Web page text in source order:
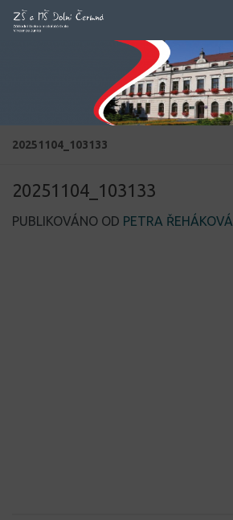
Skip to content
20251104_103133
20251104_103133
PUBLIKOVÁNO OD PETRA ŘEHÁKOVÁ